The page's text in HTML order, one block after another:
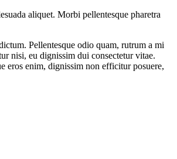
aliquet. Morbi pellentesque pharetra
Pellentesque odio quam, rutrum a mi
nisi, eu dignissim dui consectetur vitae.
eros enim, dignissim non efficitur posuere,